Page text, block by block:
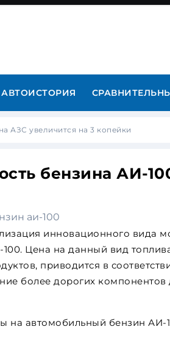
АВТОИСТОРИЯ
АЗС увеличится на 3 копейки
бензина АИ-
инновационного вида
Цена на данный вид
приводится в
более дорогих
на автомобильный бензин АИ-